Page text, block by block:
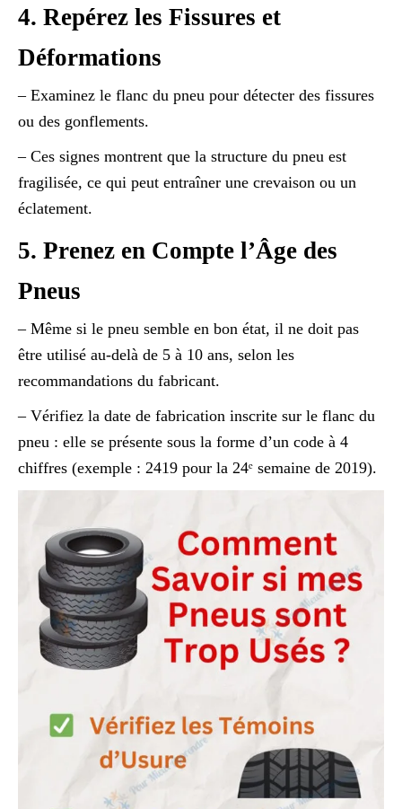
4. Repérez les Fissures et
Déformations
– Examinez le flanc du pneu pour détecter des fissures
ou des gonflements.
– Ces signes montrent que la structure du pneu est
fragilisée, ce qui peut entraîner une crevaison ou un
éclatement.
5. Prenez en Compte l’Âge des
Pneus
– Même si le pneu semble en bon état, il ne doit pas
être utilisé au-delà de 5 à 10 ans, selon les
recommandations du fabricant.
– Vérifiez la date de fabrication inscrite sur le flanc du
pneu : elle se présente sous la forme d’un code à 4
chiffres (exemple : 2419 pour la 24ᵉ semaine de 2019).